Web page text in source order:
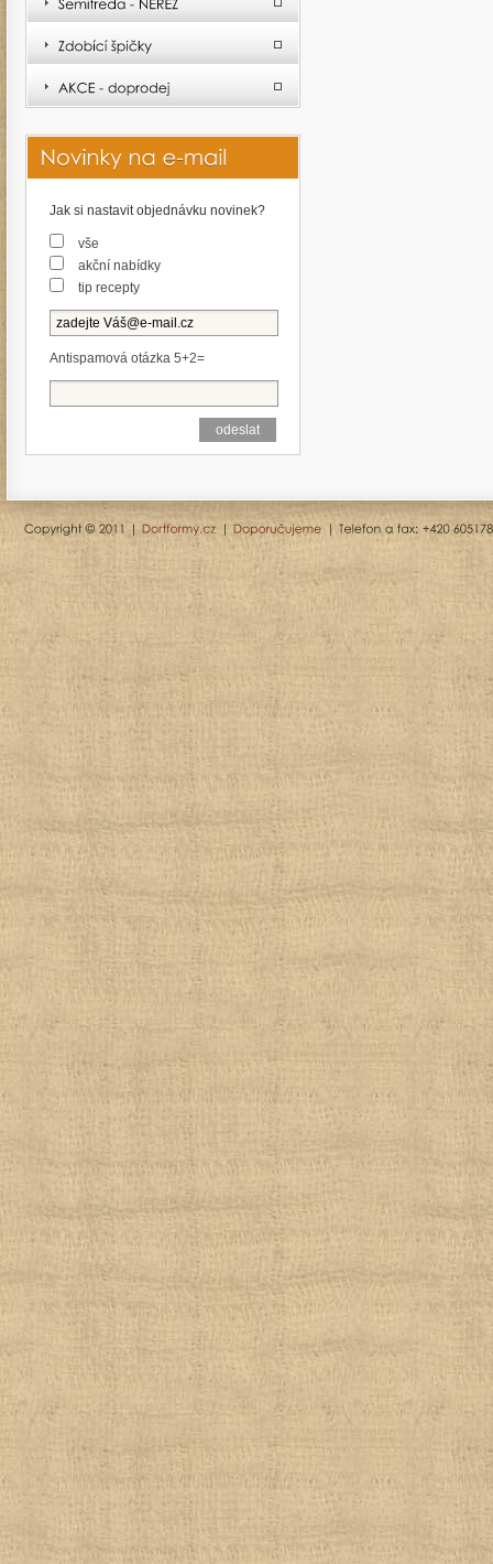
Jak si nastavit objednávku novinek?
vše
akční nabídky
tip recepty
Antispamová otázka 5+2=